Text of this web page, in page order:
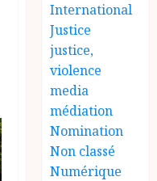
International
Justice
justice,
violence
media
médiation
Nomination
Non classé
Numérique